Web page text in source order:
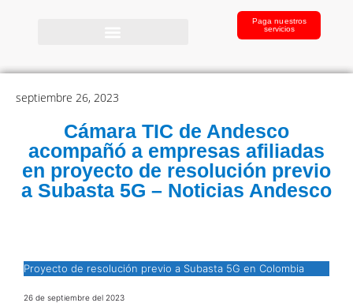
Paga nuestros
servicios
septiembre 26, 2023
Cámara TIC de Andesco
acompañó a empresas afiliadas
en proyecto de resolución previo
a Subasta 5G – Noticias Andesco
Proyecto de resolución previo a Subasta 5G en Colombia
26 de septiembre del 2023